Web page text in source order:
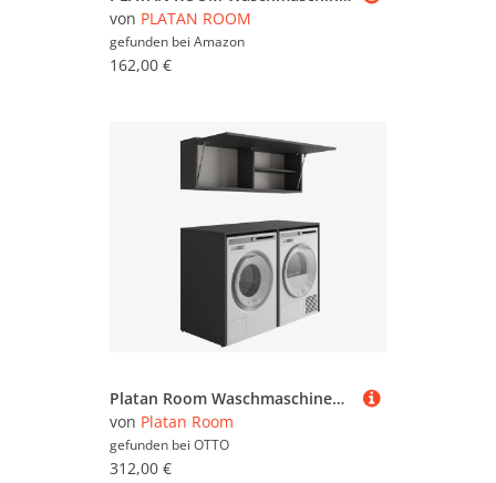
von PLATAN ROOM
gefunden bei Amazon
162,00 €
Platan Room Waschmaschinenumbauschrank SET Waschmaschinenschrank 130 cm breit Schranksatz über der Waschmaschine Überbauschrank Hängeschrank
von Platan Room
gefunden bei OTTO
312,00 €